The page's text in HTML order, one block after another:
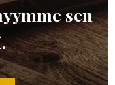
sen